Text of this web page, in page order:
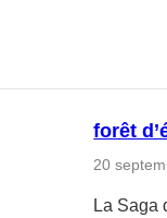
forêt
20
La Saga